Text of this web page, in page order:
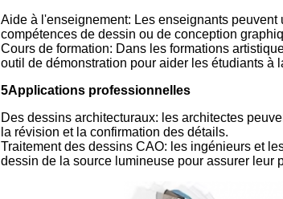
Aide à l'enseignement: Les enseignants
compétences de dessin ou de conception
Cours de formation: Dans les formations
outil de démonstration pour aider les étudiants à
5Applications professionnelles
Des dessins architecturaux: les architectes
la révision et la confirmation des détails.
Traitement des dessins CAO: les ingénieurs et
dessin de la source lumineuse pour assurer leur